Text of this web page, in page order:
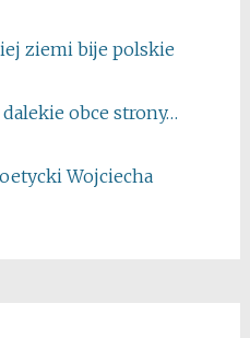
ziemi bije polskie
dalekie obce strony…
Wojciecha